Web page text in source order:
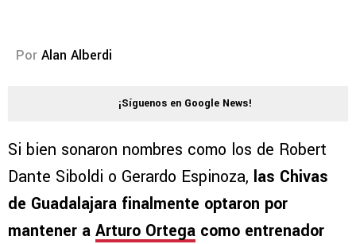
Por Alan Alberdi
¡Síguenos en Google News!
Si bien sonaron nombres como los de Robert
Dante Siboldi o Gerardo Espinoza, las Chivas
de Guadalajara finalmente optaron por
mantener a Arturo Ortega como entrenador